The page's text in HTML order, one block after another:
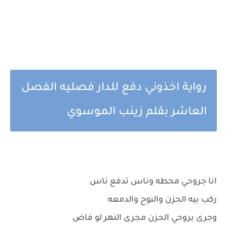
رواية اخذوني دفع للدار فصليه الفصل
العاشر بقلم زينب الموسوي
انا جروحي محطه وناس تدفع ناس
ركب بيه الحزن والنوح والدمعه
وجرى بروحي الحزن مجرى النهر لو فاض